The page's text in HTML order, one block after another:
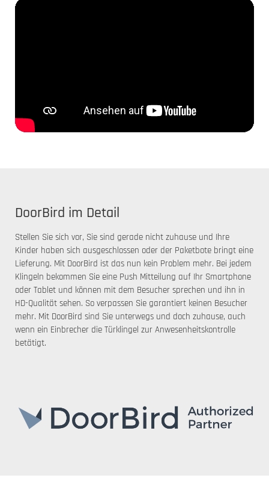
DoorBird im Detail
Stellen Sie sich vor, Sie sind gerade nicht zuhause und Ihre
Kinder haben sich ausgeschlossen oder der Paketbote bringt eine
Lieferung. Mit DoorBird ist das nun kein Problem mehr. Bei jedem
Klingeln bekommen Sie eine Push Mitteilung auf Ihr Smartphone
oder Tablet und können mit dem Besucher sprechen und ihn in
HD-Qualität sehen. So verpassen Sie garantiert keinen Besucher
mehr. Mit DoorBird sind Sie unterwegs und doch zuhause, auch
wenn ein Einbrecher die Türklingel zur Anwesenheitskontrolle
betätigt.